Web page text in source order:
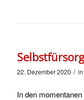
22. Dezember 2020 / in
In den